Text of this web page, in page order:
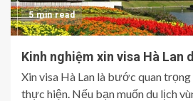
5 min read
Kinh nghiệm xin visa Hà Lan
Xin visa Hà Lan là bước quan
thực hiện. Nếu bạn muốn du lịch